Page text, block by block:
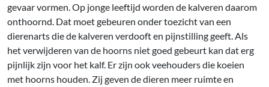
gevaar vormen. Op jonge leeftijd worden de kalveren daarom
onthoornd. Dat moet gebeuren onder toezicht van een
dierenarts die de kalveren verdooft en pijnstilling geeft. Als
het verwijderen van de hoorns niet goed gebeurt kan dat erg
pijnlijk zijn voor het kalf. Er zijn ook veehouders die koeien
met hoorns houden. Zij geven de dieren meer ruimte en